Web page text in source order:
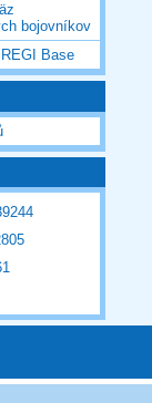
bojovníkov
Base